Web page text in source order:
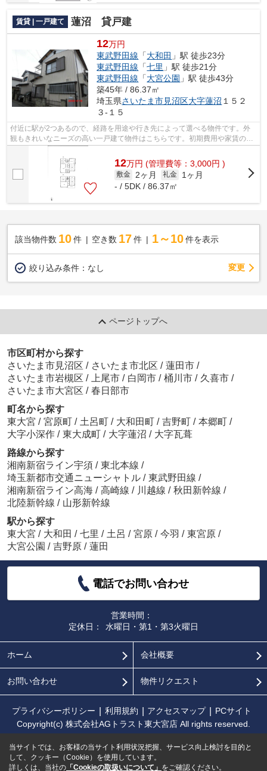
賃貸 | 一戸建て 蓮沼 貸戸建
12万円
東武野田線 「大和田 」駅 徒歩23分
東武野田線 「七里 」駅 徒歩21分
東武野田線 「大宮公園 」駅 徒歩43分
築45年 / 86.37㎡
埼玉県さいたま市見沼区大字蓮沼 １５２
３-１５
付近に駅が2つあるので、経路を用途や行き先によって選べる物件です。外
観もきれいなニーズの高い一戸建て物件はこちらです。初期費用や家賃のカ
ード決済で、月々の支払の手間を省けま...
12万円 (管理費等：3,000円 )
敷金 2ヶ月 礼金
1ヶ月
- / 5DK / 86.37㎡
該当物件数 10件 空き数 17 件 1～10 件を表示
絞り込み条件： なし 変更
ページトップへ
市区町村から探す
さいたま市見沼区 / さいたま市北区 / 蓮田市 /
さいたま市岩槻区 / 上尾市 / 白岡市 / 桶川市 / 久喜市 /
さいたま市大宮区 / 春日部市
町名から探す
東大宮 / 宮原町 / 土呂町 / 大和田町 / 吉野町 / 本郷町 /
大字小深作 / 東大成町 / 大字蓮沼 / 大字瓦葺
路線から探す
湘南新宿ライン宇須 / 東北本線 /
埼玉新都市交通ニューシャトル / 東武野田線 /
湘南新宿ライン高海 / 高崎線 / 川越線 / 秋田新幹線 /
北陸新幹線 / 山形新幹線
駅から探す
東大宮 / 大和田 / 七里 / 土呂 / 宮原 / 今羽 / 東宮原 /
大宮公園 / 吉野原 / 蓮田
電話でお問い合わせ
営業時間：
定休日：
水曜日・第1・第3火曜日
ホーム 会社概要
お問い合わせ 物件リクエスト
プライバシーポリシー 利用規約 アクセスマップ
PCサイト
Copyright(c) 株式会社AGトラスト東大宮店 All rights reserved.
当サイトでは、お客様の当サイト利用状況把握、サービス向上検討を目的と
して、クッキー（Cookie）を使用しています。
詳しくは、当社の 「Cookieの取扱いについて」 をご確認ください。